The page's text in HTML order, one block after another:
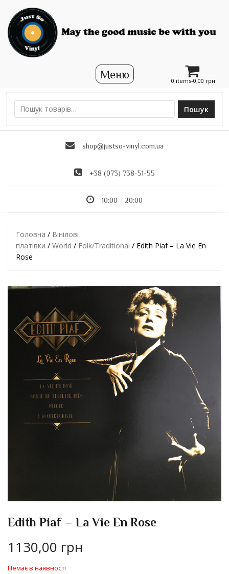
0 items-0,00 грн
Ш
Пошук
shop@justso-vinyl.com.ua
+38 (073) 738-51-55
10:00 - 20:00
Головна / Вінілові
платівки / World / Folk/Traditional / Edith Piaf – La Vie En
Rose
Edith Piaf – La Vie En Rose
1130,00 грн
Немає в наявності